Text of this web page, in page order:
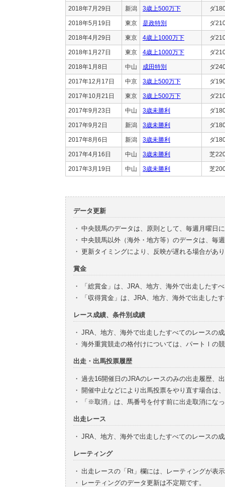
2018年7月29日 新潟 3歳上500万下 ダ
2018年5月19日 東京 是政特別 ダ
2018年4月29日 東京 4歳上1000万下 ダ
2018年1月27日 東京 4歳上1000万下 ダ
2018年1月8日 中山 成田特別 ダ
2017年12月17日 中京 3歳上500万下 ダ
2017年10月21日 東京 3歳上500万下 ダ
2017年9月23日 中山 3歳未勝利 ダ
2017年9月2日 新潟 3歳未勝利 ダ
2017年8月6日 新潟 3歳未勝利 ダ
2017年4月16日 中山 3歳未勝利 芝
2017年3月19日 中山 3歳未勝利 芝
データ更新
・ 中央競馬のデータは、原則として、毎週月曜日
・ 中央競馬以外（海外・地方等）のデータは、毎
・ 更新タイミングにより、反映が遅れる場合があ
賞金
・
「総賞金」は、JRA、地方、海外で出走したす
・
「収得賞金」は、JRA、地方、海外で出走した
レース成績、条件別成績
・ JRA、地方、海外で出走したすべてのレースの
・ 海外重賞競走の格付けについては、パートⅠの
出走・出馬投票履歴
・ 過去16開催日のJRAのレースのみの出走履歴、
・ 開催中止などにより出馬投票をやり直す場合は
・
「※取消」は、馬番号を付す前に出走取消にな
出走レース
・ JRA、地方、海外で出走したすべてのレースの
レーティング
・ 出走レースの「Rt」欄には、レーティングが表
・
レーティングのデータ更新は不定期です。